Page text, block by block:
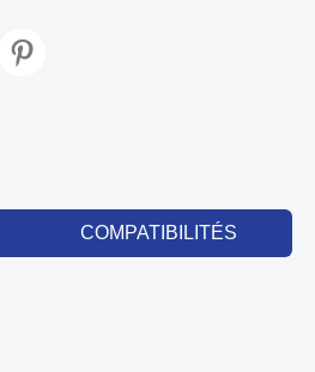
COMPATIBILITÉS